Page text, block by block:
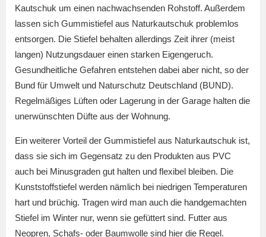
Kautschuk um einen nachwachsenden Rohstoff. Außerdem
lassen sich Gummistiefel aus Naturkautschuk problemlos
entsorgen. Die Stiefel behalten allerdings Zeit ihrer (meist
langen) Nutzungsdauer einen starken Eigengeruch.
Gesundheitliche Gefahren entstehen dabei aber nicht, so der
Bund für Umwelt und Naturschutz Deutschland (BUND).
Regelmäßiges Lüften oder Lagerung in der Garage halten die
unerwünschten Düfte aus der Wohnung.
Ein weiterer Vorteil der Gummistiefel aus Naturkautschuk ist,
dass sie sich im Gegensatz zu den Produkten aus PVC
auch bei Minusgraden gut halten und flexibel bleiben. Die
Kunststoffstiefel werden nämlich bei niedrigen Temperaturen
hart und brüchig. Tragen wird man auch die handgemachten
Stiefel im Winter nur, wenn sie gefüttert sind. Futter aus
Neopren, Schafs- oder Baumwolle sind hier die Regel.